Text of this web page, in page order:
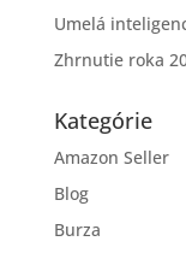
Umelá
Zhrnutie roka
Kategórie
Amazon Seller
Blog
Burza